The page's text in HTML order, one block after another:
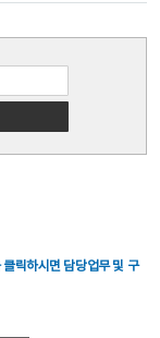
릭하시면 담당업무 및 구